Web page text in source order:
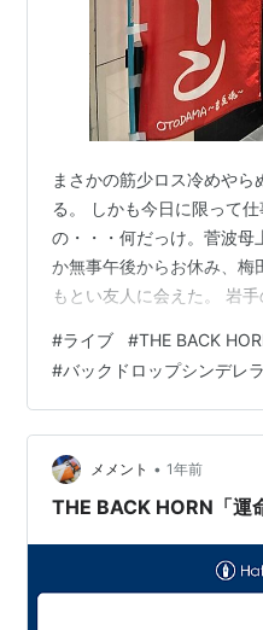
まさかの筋少ロス冷めやら
る。 しかも今日に限って
の・・・何だっけ。菅波母
か無事午後からお休み、梅
もとい友人に会えた。 岩
た。 開場待ち中も別の友
う、ありがとうございまし
割と直ぐに清水音泉の田
行の、対バンが発表され
にバックドロップシンデレ
牧民入ってるとか！）、
#ライブ #THE BACK
#バックドロップシンデレラ
メメント • 1年前
THE BACK HORN「運